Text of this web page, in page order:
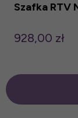
Szafka RTV
928,00 zł